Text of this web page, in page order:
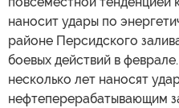
наносит удары по
районе Персидского
боевых действий в
несколько лет наносят
нефтеперерабатывающим